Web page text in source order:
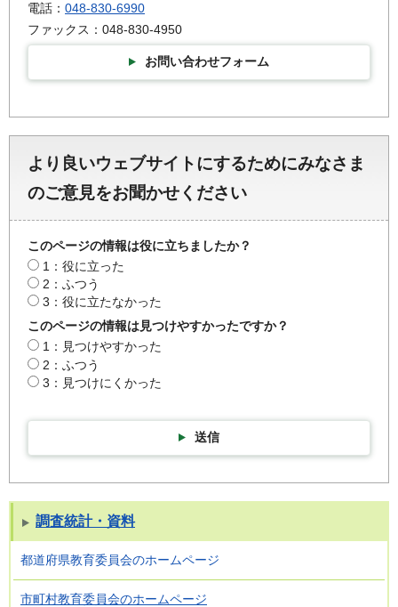
電話： 048-830-6990
ファックス：048-830-4950
お問い合わせフォーム
より良いウェブサイトにするためにみなさま
のご意見をお聞かせください
このページの情報は役に立ちましたか？
1：役に立った
2：ふつう
3：役に立たなかった
このページの情報は見つけやすかったですか？
1：見つけやすかった
2：ふつう
3：見つけにくかった
送信
調査統計・資料
都道府県教育委員会のホームページ
市町村教育委員会のホームページ